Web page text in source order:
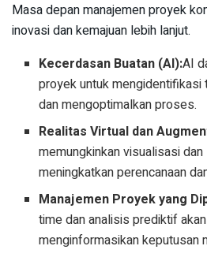
Masa depan manajemen proyek
inovasi dan kemajuan lebih lanjut.
Kecerdasan Buatan (AI):AI
proyek untuk
dan mengoptimalkan proses.
Realitas Virtual dan
memungkinkan visualisasi
meningkatkan perencanaan
Manajemen Proyek yang
time dan analisis prediktif
menginformasikan keputusan